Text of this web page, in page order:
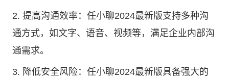
2. 提高沟通效率：任小聊2024最新版支持多种沟
通方式，如文字、语音、视频等，满足企业内部沟
通需求。
3. 降低安全风险：任小聊2024最新版具备强大的